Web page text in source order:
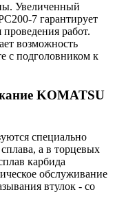
Увеличенный
7 гарантирует
работ.
возможность
с подголовником к
KOMATSU
специально
а в торцевых
карбида
обслуживание
втулок - со